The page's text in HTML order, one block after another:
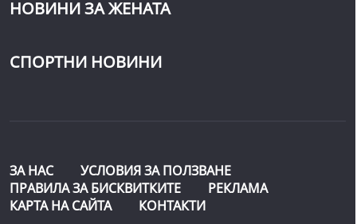
НОВИНИ ЗА ЖЕНАТА
СПОРТНИ НОВИНИ
ЗА НАС
УСЛОВИЯ ЗА ПОЛЗВАНЕ
ПРАВИЛА ЗА БИСКВИТКИТЕ
РЕКЛАМА
КАРТА НА САЙТА
КОНТАКТИ